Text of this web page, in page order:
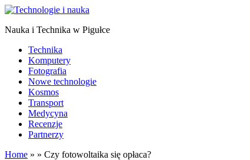
Nauka i Technika w Pigułce
Technika
Komputery
Fotografia
Nowe technologie
Kosmos
Transport
Medycyna
Recenzje
Partnerzy
Home » » Czy fotowoltaika się opłaca?